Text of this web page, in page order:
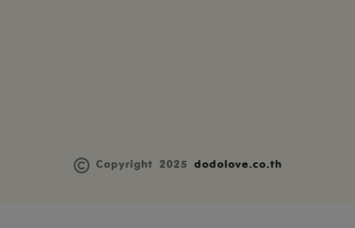
Copyright 2025 dodolove.co.th